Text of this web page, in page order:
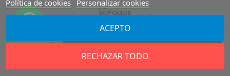
Añadir al carrito
Política de cookies Personalizar cookies
RECHAZAR TODO
ACEPTO
Europe Airguns ®. Todos los derechos
reservados.
Terminos y condiciones